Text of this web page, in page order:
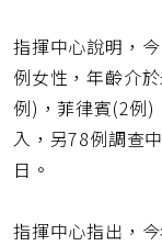
指揮中心說明，
例女性，年齡介
例)，菲律賓(2例)
入，另78例調查
日。
指揮中心指出，